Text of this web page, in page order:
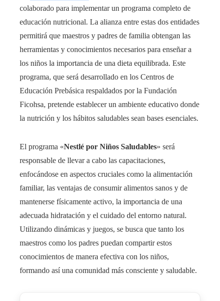
colaborado para implementar un programa completo de
educación nutricional. La alianza entre estas dos entidades
permitirá que maestros y padres de familia obtengan las
herramientas y conocimientos necesarios para enseñar a
los niños la importancia de una dieta equilibrada. Este
programa, que será desarrollado en los Centros de
Educación Prebásica respaldados por la Fundación
Ficohsa, pretende establecer un ambiente educativo donde
la nutrición y los hábitos saludables sean bases esenciales.
El programa «Nestlé por Niños Saludables» será
responsable de llevar a cabo las capacitaciones,
enfocándose en aspectos cruciales como la alimentación
familiar, las ventajas de consumir alimentos sanos y de
mantenerse físicamente activo, la importancia de una
adecuada hidratación y el cuidado del entorno natural.
Utilizando dinámicas y juegos, se busca que tanto los
maestros como los padres puedan compartir estos
conocimientos de manera efectiva con los niños,
formando así una comunidad más consciente y saludable.